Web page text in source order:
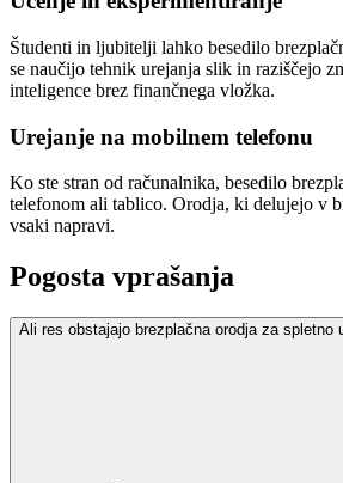
Študenti in ljubitelji lahko besedilo
se naučijo tehnik urejanja slik in raziščejo
inteligence brez finančnega vložka.
Urejanje na mobilnem telefonu
Ko ste stran od računalnika, besedilo
telefonom ali tablico. Orodja, ki delujejo v
vsaki napravi.
Pogosta vprašanja
Ali res obstajajo brezplačna orodja za spletno